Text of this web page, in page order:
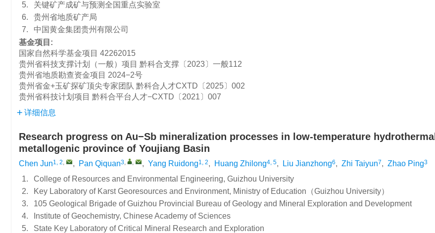
5.
关键矿产成矿与预测全国重点实验室
6.
贵州省地质矿产局
7.
中国黄金集团贵州有限公司
基金项目:
国家自然科学基金项目 42262015
贵州省科技支撑计划（一般）项目 黔科合支撑〔2023〕一般112
贵州省地质勘查资金项目 2024−2号
贵州省金+玉矿探矿顶尖专家团队 黔科合人才CXTD〔2025〕002
贵州省科技计划项目 黔科合平台人才−CXTD〔2021〕007
详细信息
Research progress on Au−Sb mineralization processes in low-temperature hydrothermal
metallogenic province of Youjiang Basin
Chen Jun1, 2, , Pan Qiquan3, , , Yang Ruidong1, 2, Huang Zhilong4, 5, Liu Jianzhong6, Zhi Taiyun7, Zhao Ping3
1.
College of Resources and Environmental Engineering, Guizhou University
2.
Key Laboratory of Karst Georesources and Environment, Ministry of Education（Guizhou University）
3.
105 Geological Brigade of Guizhou Provincial Bureau of Geology and Mineral Exploration and Development
4.
Institute of Geochemistry, Chinese Academy of Sciences
5.
State Key Laboratory of Critical Mineral Research and Exploration